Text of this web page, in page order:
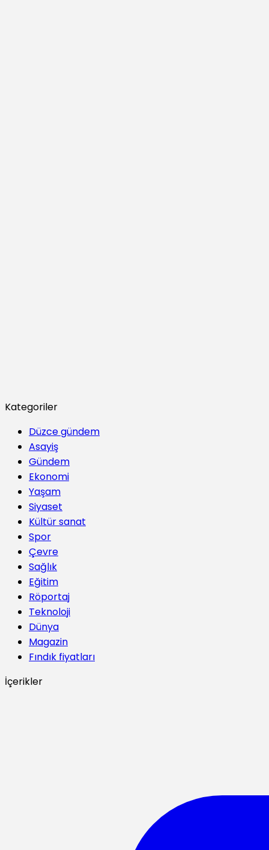
Kategoriler
Düzce gündem
Asayiş
Gündem
Ekonomi
Yaşam
Siyaset
Kültür sanat
Spor
Çevre
Sağlık
Eğitim
Röportaj
Teknoloji
Dünya
Magazin
Fındık fiyatları
İçerikler